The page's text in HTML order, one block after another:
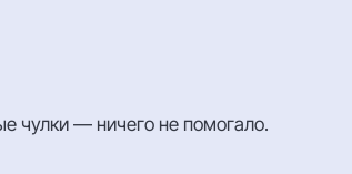
чулки — ничего не помогало.